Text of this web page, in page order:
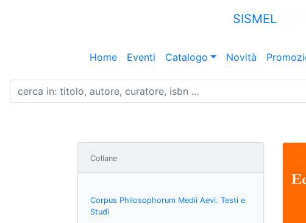
SISMEL
Home Eventi Catalogo Novità
Collane
Corpus Philosophorum Medii Aevi. Testi e
Studi